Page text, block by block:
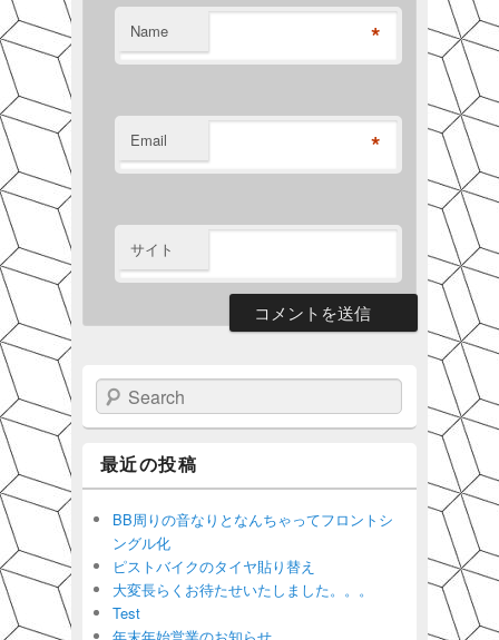
Name *
Email *
サイト
Search
最近の投稿
BB周りの音なりとなんちゃってフロントシ
ングル化
ピストバイクのタイヤ貼り替え
大変長らくお待たせいたしました。。。
Test